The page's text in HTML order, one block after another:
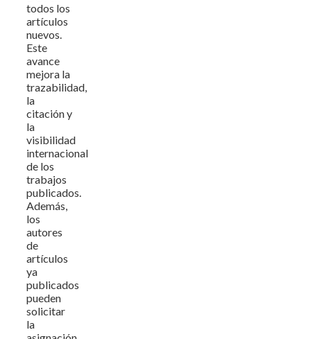
todos los
artículos
nuevos.
Este
avance
mejora la
trazabilidad,
la
citación y
la
visibilidad
internacional
de los
trabajos
publicados.
Además,
los
autores
de
artículos
ya
publicados
pueden
solicitar
la